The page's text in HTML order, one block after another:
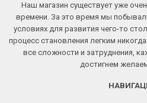
Наш магазин существует уже
времени. За это время мы
условиях для развития чего-то
процесс становления легким
все сложности и затруднения,
достигнем